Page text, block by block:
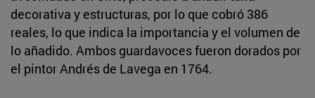
decorativa y estructuras, por lo que cobró 386
reales, lo que indica la importancia y el volumen de
lo añadido. Ambos guardavoces fueron dorados por
el pintor Andrés de Lavega en 1764.